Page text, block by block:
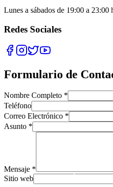
Lunes a sábados de 19:00 a 23:00
Redes Sociales
Formulario de
Nombre Completo *
Teléfono
Correo Electrónico *
Asunto *
Mensaje *
Sitio web